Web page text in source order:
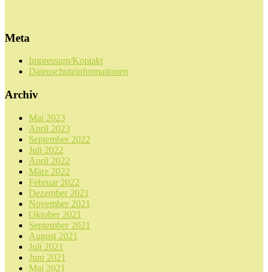
Meta
Impressum/Kontakt
Datenschutzinformationen
Archiv
Mai 2023
April 2023
September 2022
Juli 2022
April 2022
März 2022
Februar 2022
Dezember 2021
November 2021
Oktober 2021
September 2021
August 2021
Juli 2021
Juni 2021
Mai 2021